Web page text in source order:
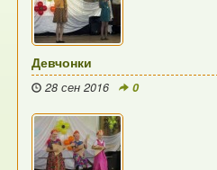
Девчонки
28 сен 2016 0